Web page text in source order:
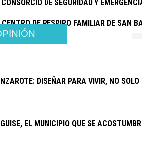
DE RESPIRO FAMILIAR DE SAN
11,46 MILLONES DE EUROS DE
PROYECTOS POR MÁS DE 6,4
15.500 EUROS A JOSÉ MARÍA
CONSORCIO DE SEGURIDAD Y
DISEÑAR PARA VIVIR, NO
EL MUNICIPIO QUE SE